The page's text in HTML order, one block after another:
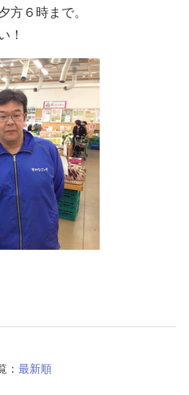
６時まで。
！
： 最新順